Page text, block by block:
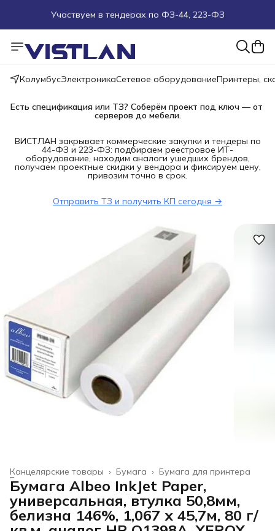
Пуско-наладочные работы
Более 100 000 позиций в наличии и под заказ
КолумбусЭлектроникаСетевое оборудованиеПринтеры,
Есть спецификация или ТЗ? Соберём проект под ключ — от
серверов до мебели.
ВИСТЛАН закрывает коммерческие закупки и тендеры по
44-ФЗ и 223-ФЗ: подбираем реестровое ИТ-
оборудование, находим аналоги ушедших брендов,
получаем проектные скидки у вендора и фиксируем цену,
привозим точно в срок.
Отправить ТЗ и получить КП сегодня →
Бумага для принтера
Бумага ›
Канцелярские товары ›
Главная
Бумага Albeo InkJet Paper,
универсальная, втулка 50,8мм,
белизна 146%, 1,067 х 45,7м, 80 г/